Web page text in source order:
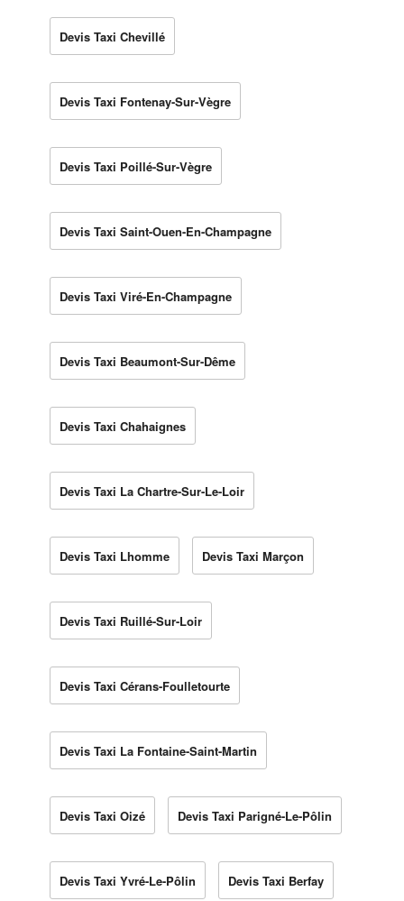
Devis Taxi Chevillé
Devis Taxi Fontenay-Sur-Vègre
Devis Taxi Poillé-Sur-Vègre
Devis Taxi Saint-Ouen-En-Champagne
Devis Taxi Viré-En-Champagne
Devis Taxi Beaumont-Sur-Dême
Devis Taxi Chahaignes
Devis Taxi La Chartre-Sur-Le-Loir
Devis Taxi Lhomme Devis Taxi Marçon
Devis Taxi Ruillé-Sur-Loir
Devis Taxi Cérans-Foulletourte
Devis Taxi La Fontaine-Saint-Martin
Devis Taxi Oizé Devis Taxi Parigné-Le-Pôlin
Devis Taxi Yvré-Le-Pôlin Devis Taxi Berfay